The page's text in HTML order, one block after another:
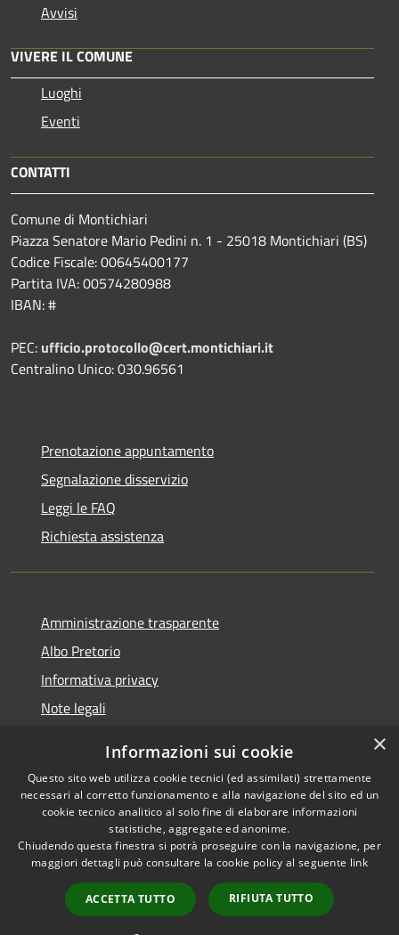
Avvisi
VIVERE IL COMUNE
Luoghi
Eventi
CONTATTI
Comune di Montichiari
Piazza Senatore Mario Pedini n. 1 - 25018 Montichiari (BS)
Codice Fiscale: 00645400177
Partita IVA: 00574280988
IBAN: #
PEC: ufficio.protocollo@cert.montichiari.it
Centralino Unico: 030.96561
Prenotazione appuntamento
Segnalazione disservizio
Leggi le FAQ
Richiesta assistenza
Amministrazione trasparente
Albo Pretorio
Informativa privacy
Note legali
Whisteblowing
RSS
Accessibilità
Copyright © 2026 • Comune di
Municipium•
Accesso
redazione
×
Informazioni sui cookie
Questo sito web utilizza cookie tecnici (ed assimilati) strettamente
necessari al corretto funzionamento e alla navigazione del sito ed un
cookie tecnico analitico al solo fine di elaborare informazioni
statistiche, aggregate ed anonime.
Chiudendo questa finestra si potrà proseguire con la navigazione, per
maggiori dettagli può consultare la cookie policy al seguente link
ACCETTA TUTTO RIFIUTA TUTTO